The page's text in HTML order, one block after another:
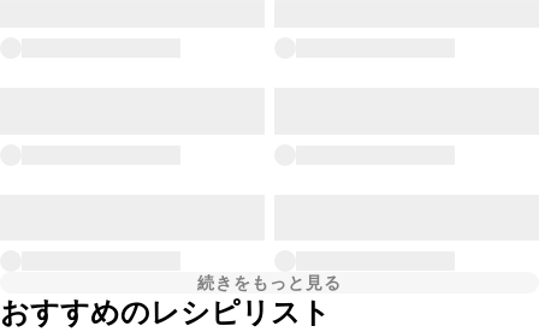
続きをもっと見る
おすすめのレシピリスト